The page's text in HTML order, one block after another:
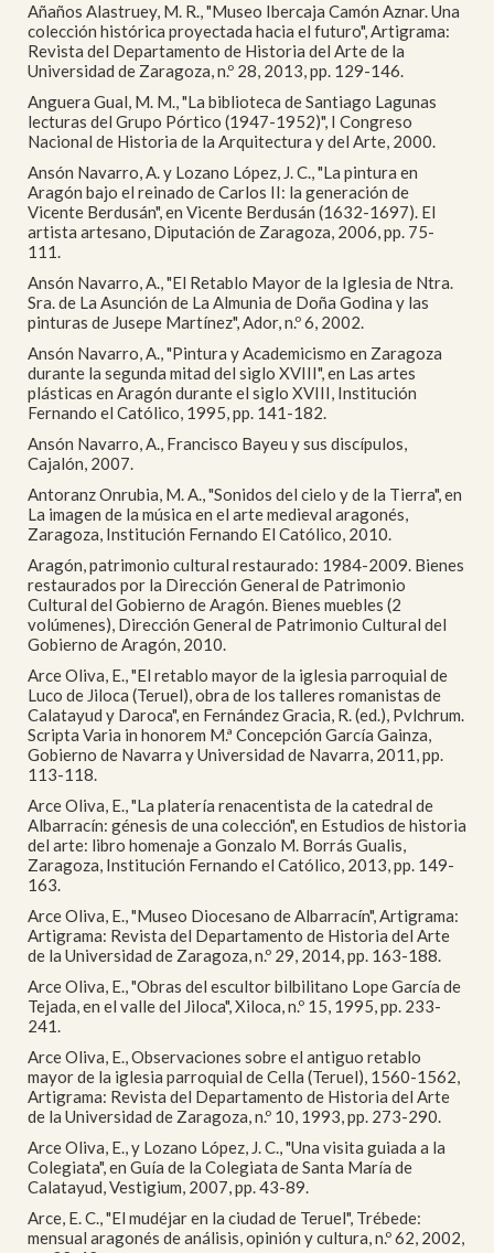
Añaños Alastruey, M. R., "Museo Ibercaja Camón Aznar. Una
colección histórica proyectada hacia el futuro", Artigrama:
Revista del Departamento de Historia del Arte de la
Universidad de Zaragoza, n.º 28, 2013, pp. 129-146.
Anguera Gual, M. M., "La biblioteca de Santiago Lagunas
lecturas del Grupo Pórtico (1947-1952)", I Congreso
Nacional de Historia de la Arquitectura y del Arte, 2000.
Ansón Navarro, A. y Lozano López, J. C., "La pintura en
Aragón bajo el reinado de Carlos II: la generación de
Vicente Berdusán", en Vicente Berdusán (1632-1697). El
artista artesano, Diputación de Zaragoza, 2006, pp. 75-
111.
Ansón Navarro, A., "El Retablo Mayor de la Iglesia de Ntra.
Sra. de La Asunción de La Almunia de Doña Godina y las
pinturas de Jusepe Martínez", Ador, n.º 6, 2002.
Ansón Navarro, A., "Pintura y Academicismo en Zaragoza
durante la segunda mitad del siglo XVIII", en Las artes
plásticas en Aragón durante el siglo XVIII, Institución
Fernando el Católico, 1995, pp. 141-182.
Ansón Navarro, A., Francisco Bayeu y sus discípulos,
Cajalón, 2007.
Antoranz Onrubia, M. A., "Sonidos del cielo y de la Tierra", en
La imagen de la música en el arte medieval aragonés,
Zaragoza, Institución Fernando El Católico, 2010.
Aragón, patrimonio cultural restaurado: 1984-2009. Bienes
restaurados por la Dirección General de Patrimonio
Cultural del Gobierno de Aragón. Bienes muebles (2
volúmenes), Dirección General de Patrimonio Cultural del
Gobierno de Aragón, 2010.
Arce Oliva, E., "El retablo mayor de la iglesia parroquial de
Luco de Jiloca (Teruel), obra de los talleres romanistas de
Calatayud y Daroca", en Fernández Gracia, R. (ed.), Pvlchrum.
Scripta Varia in honorem M.ª Concepción García Gainza,
Gobierno de Navarra y Universidad de Navarra, 2011, pp.
113-118.
Arce Oliva, E., "La platería renacentista de la catedral de
Albarracín: génesis de una colección", en Estudios de historia
del arte: libro homenaje a Gonzalo M. Borrás Gualis,
Zaragoza, Institución Fernando el Católico, 2013, pp. 149-
163.
Arce Oliva, E., "Museo Diocesano de Albarracín", Artigrama:
Artigrama: Revista del Departamento de Historia del Arte
de la Universidad de Zaragoza, n.º 29, 2014, pp. 163-188.
Arce Oliva, E., "Obras del escultor bilbilitano Lope García de
Tejada, en el valle del Jiloca", Xiloca, n.º 15, 1995, pp. 233-
241.
Arce Oliva, E., Observaciones sobre el antiguo retablo
mayor de la iglesia parroquial de Cella (Teruel), 1560-1562,
Artigrama: Revista del Departamento de Historia del Arte
de la Universidad de Zaragoza, n.º 10, 1993, pp. 273-290.
Arce Oliva, E., y Lozano López, J. C., "Una visita guiada a la
Colegiata", en Guía de la Colegiata de Santa María de
Calatayud, Vestigium, 2007, pp. 43-89.
Arce, E. C., "El mudéjar en la ciudad de Teruel", Trébede:
mensual aragonés de análisis, opinión y cultura, n.º 62, 2002,